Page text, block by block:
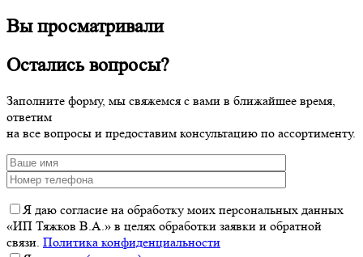
Вы просматривали
Остались вопросы?
Заполните форму, мы свяжемся с вами в ближайшее время,
ответим
на все вопросы и предоставим консультацию по ассортименту.
Я даю согласие на обработку моих персональных данных
«ИП Тяжков В.А.» в целях обработки заявки и обратной
связи. Политика конфиденциальности